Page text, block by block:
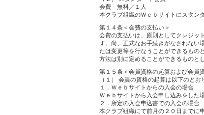
会費 無料／１人
本クラブ組織のＷｅｂサイトにスタン
第１４条＜会費の支払い＞
会費の支払いは、原則としてクレジッ
す。尚、正式なお手続きがなされない
たは変更等を行なうことができるもの
方法は別に定めることができるものと
第１５条＜会員資格の起算および会員
（１） 会員の資格の起算は以下のとお
１．Ｗｅｂサイトからの入会の場合
Ｗｅｂサイトから入会申し込みをした
２．所定の入会申込書での入会の場合
本クラブ組織にて前月の２０日までに